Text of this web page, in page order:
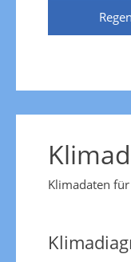
Klimadaten